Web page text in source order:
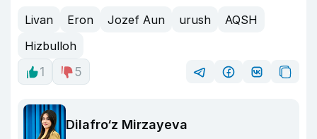
Livan Eron Jozef Aun urush
AQSH
Hizbulloh
1
5
Dilafro‘z Mirzayeva